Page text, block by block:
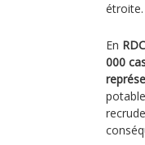
étroite.
En RDC
000